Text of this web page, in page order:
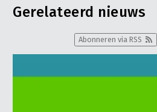
Gerelateerd nieuws
Abonneren via RSS